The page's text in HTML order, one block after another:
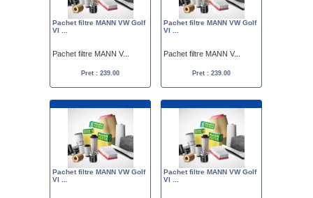
Pachet filtre MANN VW Golf
VI ...
Pachet filtre MANN V...
Pret : 239.00
Pachet filtre MANN VW Golf
VI ...
Pachet filtre MANN V...
Pret : 239.00
Pachet filtre MANN VW Golf
VI ...
Pachet filtre MANN VW Golf
VI ...